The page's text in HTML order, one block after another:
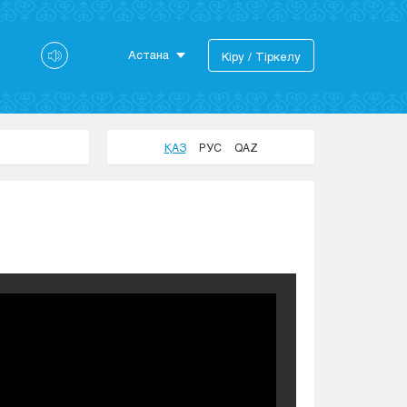
Астана
Актобе
Костанай
Кіру / Тіркелу
ҚАЗ РУС QAZ